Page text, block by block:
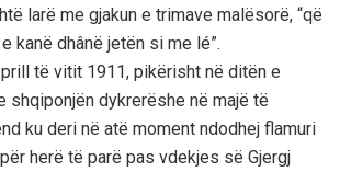
larë me gjakun e trimave malësorë, “që
kanë dhânë jetën si me lé”.
të vitit 1911, pikërisht në ditën e
shqiponjën dykrerëshe në majë të
ku deri në atë moment ndodhej flamuri
herë të parë pas vdekjes së Gjergj